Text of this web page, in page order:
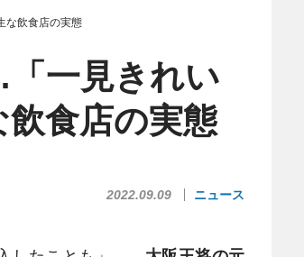
な飲食店の実態
一見きれい
食店の実態
2022.09.09 ニュース